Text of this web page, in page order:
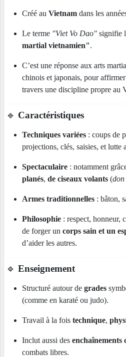
Créé au Vietnam dans les
Le terme "Viet Vo Dao" signifie
martial vietnamien".
C’est une réponse aux arts
chinois et japonais, pour
travers une discipline propre au
🔹 Caractéristiques
Techniques variées : coups de
projections, clés, saisies, et lutte
Spectaculaire : notamment
planés, de ciseaux volants (don
Armes traditionnelles : bâton,
Philosophie : respect, honneur,
de forger un corps sain et un
d’aider les autres.
🔹 Enseignement
Structuré autour de grades
(comme en karaté ou judo).
Travail à la fois technique,
Inclut aussi des enchaînements
combats libres.